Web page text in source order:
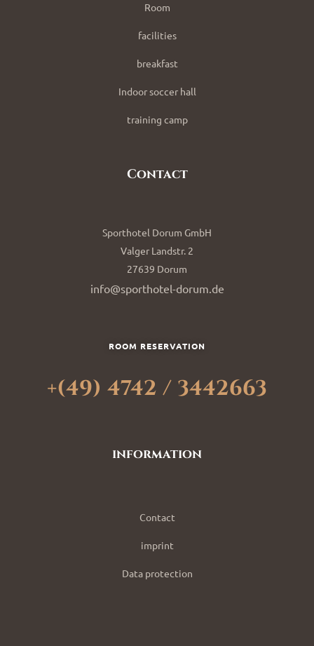
Room
facilities
breakfast
Indoor soccer hall
training camp
Contact
Sporthotel Dorum GmbH
Valger Landstr. 2
27639 Dorum
info@sporthotel-dorum.de
ROOM RESERVATION
+(49) 4742 / 3442663
information
Contact
imprint
Data protection